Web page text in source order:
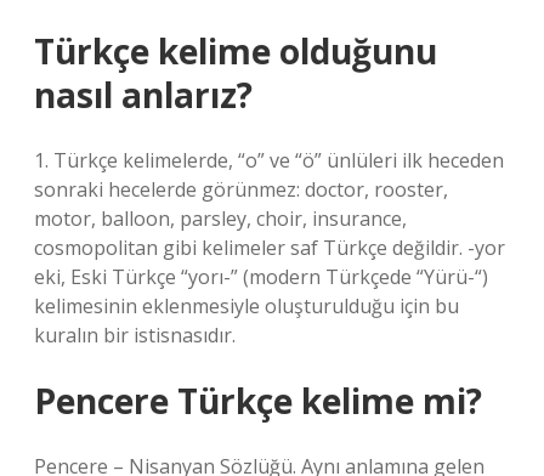
Türkçe kelime olduğunu
nasıl anlarız?
1. Türkçe kelimelerde, “o” ve “ö” ünlüleri ilk heceden
sonraki hecelerde görünmez: doctor, rooster,
motor, balloon, parsley, choir, insurance,
cosmopolitan gibi kelimeler saf Türkçe değildir. -yor
eki, Eski Türkçe “yorı-” (modern Türkçede “Yürü-“)
kelimesinin eklenmesiyle oluşturulduğu için bu
kuralın bir istisnasıdır.
Pencere Türkçe kelime mi?
Pencere – Nisanyan Sözlüğü. Aynı anlamına gelen